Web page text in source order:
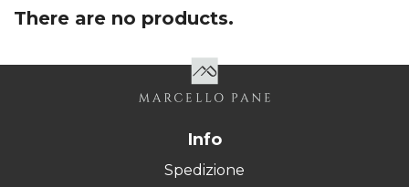
There are no products.
Info
Spedizione
Wishlist ×